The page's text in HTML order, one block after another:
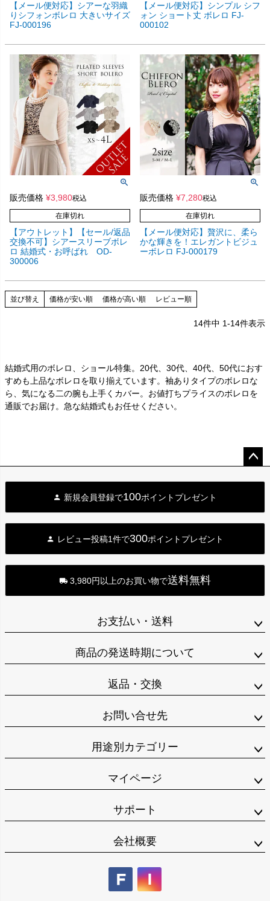
【メール便対応】シアーな羽織
りシフォンボレロ 大きいサイズ
FJ-000196
【メール便対応】シンプル シフ
ォン ショート丈 ボレロ FJ-
000102
販売価格 ¥3,980税込
在庫切れ
【アウトレット】【セール/返品
交換不可】シアースリーブボレ
ロ 結婚式・お呼ばれ OD-
300006
販売価格 ¥7,280税込
在庫切れ
【メール便対応】贅沢に、柔ら
かな輝きを！エレガントビジュ
ーボレロ FJ-000179
並び替え 価格が安い順 価格が高い順 レビュー順
14件中 1-14件表示
結婚式用のボレロ、ショール特集。20代、30代、40代、50代におす
すめも上品なボレロを取り揃えています。袖ありタイプのボレロな
ら、気になる二の腕も上手くカバー。お値打ちプライスのボレロを
通販でお届け。急な結婚式もお任せください。
へ
新規会員登録で100ポイントプレゼント
レビュー投稿1件で300ポイントプレゼント
3,980円以上のお買い物で送料無料
お支払い・送料
商品の発送時期について
返品・交換
お問い合せ先
用途別カテゴリー
マイページ
サポート
会社概要